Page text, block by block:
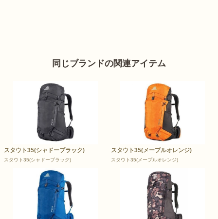
同じブランドの関連アイテム
スタウト35(シャドーブラック)
スタウト35(シャドーブラック)
スタウト35(メープルオレンジ)
スタウト35(メープルオレンジ)